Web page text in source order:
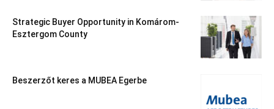
Strategic Buyer Opportunity in Komárom-
Esztergom County
Beszerzőt keres a MUBEA Egerbe